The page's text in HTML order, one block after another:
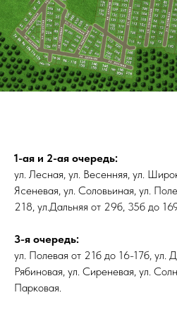
1-ая и 2-ая очередь:
ул. Лесная, ул. Весенняя, ул.
Ясеневая, ул. Соловьиная, ул.
218, ул.Дальняя от 29б, 35б до
3-я очередь:
ул. Полевая от 21б до 16-17б, ул.
Рябиновая, ул. Сиреневая, ул.
Парковая.